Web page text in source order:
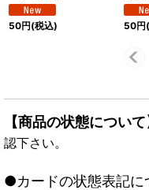
{26RP212/77}《光》
50円(税込) 50円
【商品の状態について
認下さい。
●カードの状態表記に